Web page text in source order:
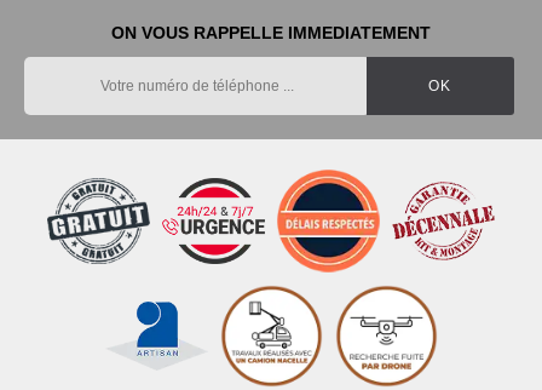
ON VOUS RAPPELLE IMMEDIATEMENT